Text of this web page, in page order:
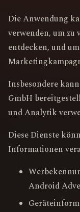
Die Anwendung
verwenden, um zu
entdecken, und
Insbesondere
GmbH
und Analytik
Diese Dienste
Informationen
Android